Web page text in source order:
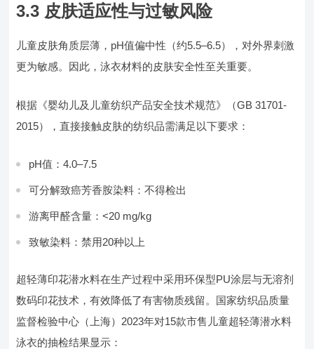
3.3 皮肤适应性与过敏风险
儿童皮肤角质层薄，pH值偏中性（约5.5–6.5），对外界刺激
更为敏感。因此，泳衣材料的皮肤安全性至关重要。
根据《婴幼儿及儿童纺织产品安全技术规范》（GB 31701-
2015），直接接触皮肤的纺织品需满足以下要求：
pH值：4.0–7.5
可分解致癌芳香胺染料：不得检出
游离甲醛含量：<20 mg/kg
致敏染料：禁用20种以上
超轻薄印花潜水料在生产过程中采用环保型PU涂层与无溶剂
数码印花技术，有效降低了有害物质残留。国家纺织品质量
监督检验中心（上海）2023年对15款市售儿童超轻薄潜水料
泳衣的抽检结果显示：